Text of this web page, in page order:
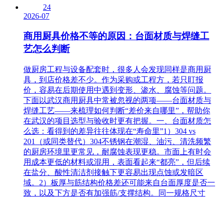
24
2026-07
商用厨具价格不等的原因：台面材质与焊缝工
艺怎么判断
做厨房工程与设备配套时，很多人会发现同样是商用厨
具，到店价格差不少。作为采购或工程方，若只盯报
价，容易在后期使用中遇到变形、渗水、腐蚀等问题。
下面以武汉商用厨具中常被忽视的两项——台面材质与
焊缝工艺——来梳理如何判断“差价来自哪里”，帮助你
在武汉的项目选型与验收时更有把握。一、台面材质怎
么选：看得到的差异往往体现在“寿命里”1）304 vs
201（或同类替代）304不锈钢在潮湿、油污、清洗频繁
的厨房环境里更常见，耐腐蚀表现更稳。市面上有时会
用成本更低的材料或混用，表面看起来“都亮”，但后续
在盐分、酸性清洁剂接触下更容易出现点蚀或发暗区
域。2）板厚与筋结构价格差还可能来自台面厚度是否一
致，以及下方是否有加强筋/支撑结构。同一规格尺寸